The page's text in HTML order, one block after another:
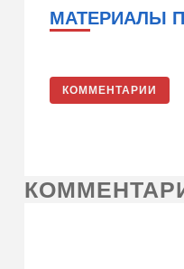
МАТЕРИАЛЫ
КОММЕНТАРИИ